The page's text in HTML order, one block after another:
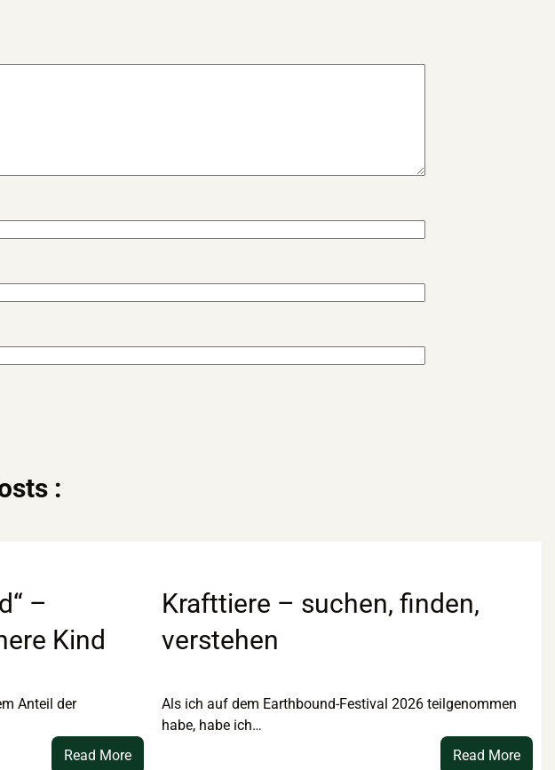
:
–
Kind
Anteil der
Read More:
Krafttiere – suchen, finden,
verstehen
Als ich auf dem Earthbound-Festival 2026 teilgenommen
habe, habe ich…
Read More: